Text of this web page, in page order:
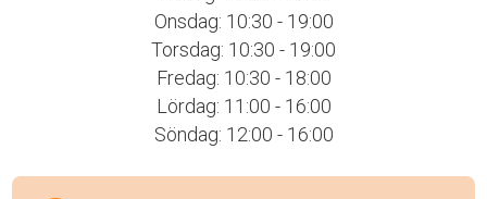
Onsdag: 10:30 - 19:00
Torsdag: 10:30 - 19:00
Fredag: 10:30 - 18:00
Lördag: 11:00 - 16:00
Söndag: 12:00 - 16:00